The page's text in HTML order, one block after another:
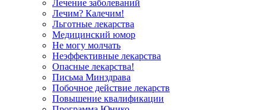
Лечение заболеваний
Лечим? Калечим!
Льготные лекарства
Медицинский юмор
Не могу молчать
Неэффективные лекарства
Опасные лекарства!
Письма Минздрава
Побочное действие лекарств
Повышение квалификации